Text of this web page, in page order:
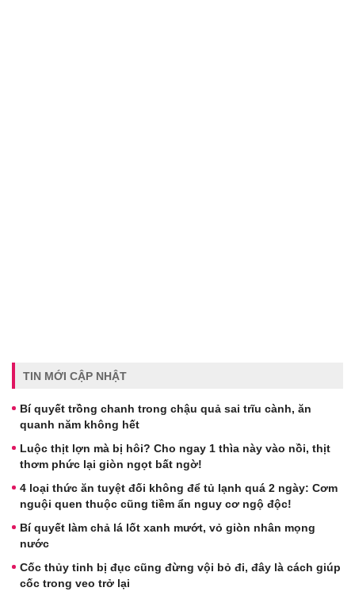
TIN MỚI CẬP NHẬT
Bí quyết trồng chanh trong chậu quả sai trĩu cành, ăn
quanh năm không hết
Luộc thịt lợn mà bị hôi? Cho ngay 1 thìa này vào nồi, thịt
thơm phức lại giòn ngọt bất ngờ!
4 loại thức ăn tuyệt đối không để tủ lạnh quá 2 ngày: Cơm
nguội quen thuộc cũng tiềm ẩn nguy cơ ngộ độc!
Bí quyết làm chả lá lốt xanh mướt, vỏ giòn nhân mọng
nước
Cốc thủy tinh bị đục cũng đừng vội bỏ đi, đây là cách giúp
cốc trong veo trở lại